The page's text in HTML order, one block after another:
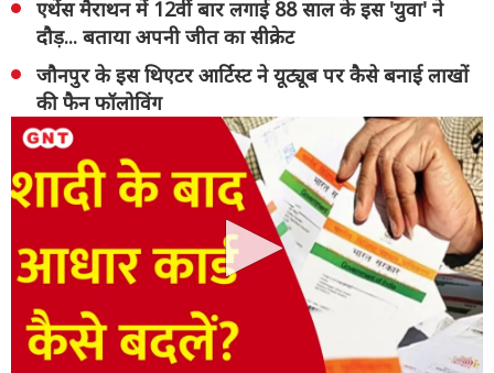
एथेंस मैराथन में 12वीं बार लगाई 88 साल के इस 'युवा' ने
दौड़... बताया अपनी जीत का सीक्रेट
जौनपुर के इस थिएटर आर्टिस्ट ने यूट्यूब पर कैसे बनाई लाखों
की फैन फॉलोविंग